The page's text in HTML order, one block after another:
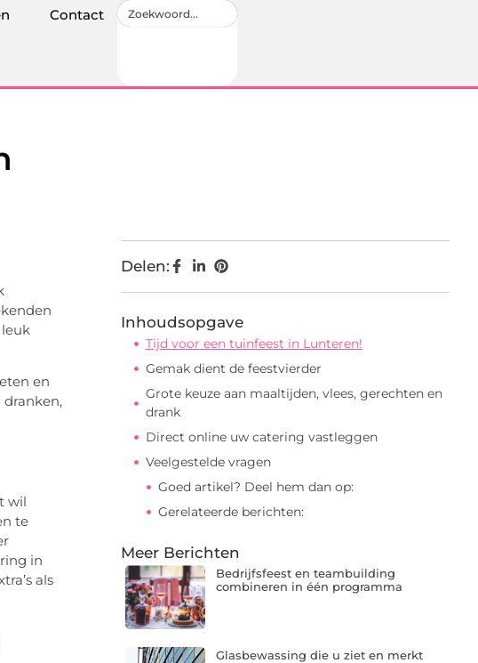
Contact
en
dranken,
wil
te
in
als
Delen:
Inhoudsopgave
Tijd voor een tuinfeest in Lunteren!
Gemak dient de feestvierder
Grote keuze aan maaltijden, vlees, gerechten en
drank
Direct online uw catering vastleggen
Veelgestelde vragen
Goed artikel? Deel hem dan op:
Gerelateerde berichten:
Meer Berichten
Bedrijfsfeest en teambuilding
combineren in één programma
Glasbewassing die u ziet en merkt